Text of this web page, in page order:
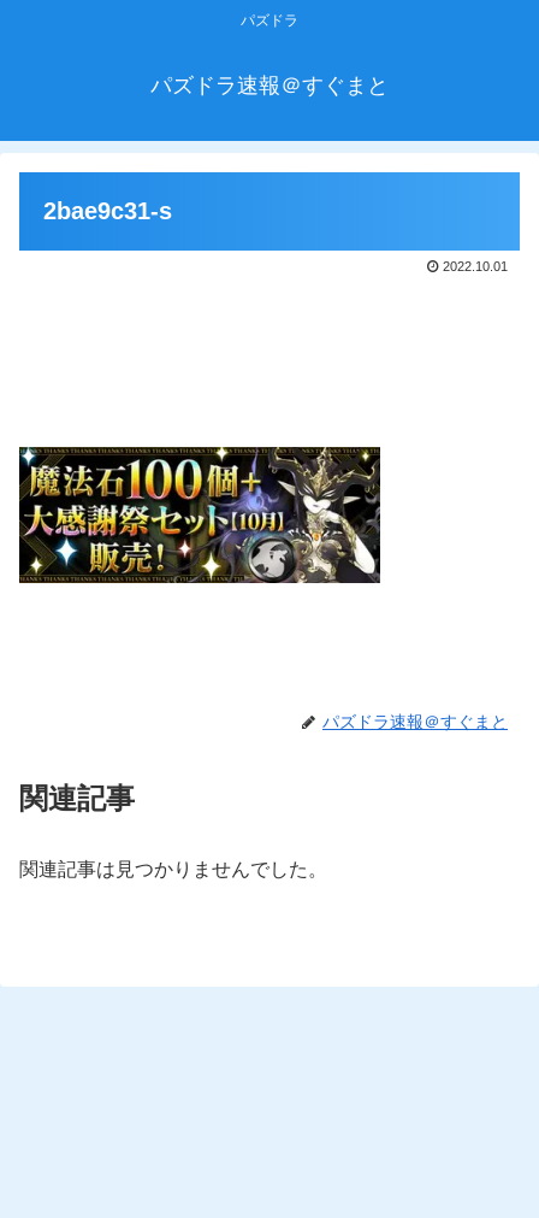
パズドラ
パズドラ速報＠すぐまと
2bae9c31-s
2022.10.01
パズドラ速報＠すぐまと
関連記事
関連記事は見つかりませんでした。